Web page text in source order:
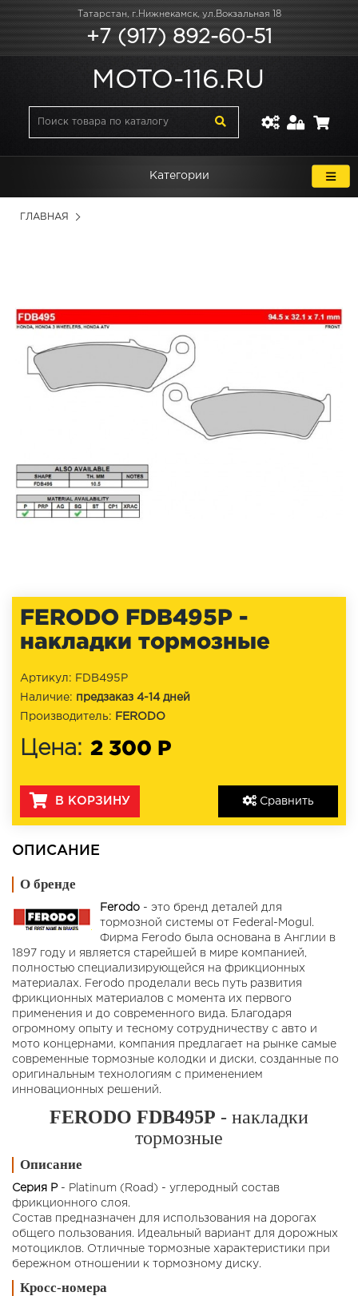
Татарстан, г.Нижнекамск, ул.Вокзальная 18
+7 (917) 892-60-51
MOTO-116.RU
Категории
ГЛАВНАЯ
FERODO FDB495P -
накладки тормозные
Сравнить
Артикул: FDB495P
Наличие: предзаказ 4-14 дней
Производитель:
FERODO
Цена: 2 300 Р
В КОРЗИНУ
ОПИСАНИЕ
О бренде
Ferodo - это бренд деталей для
тормозной системы от Federal-Mogul.
Фирма Ferodo была основана в Англии в
1897 году и является старейшей в мире компанией,
полностью специализирующейся на фрикционных
материалах. Ferodo проделали весь путь развития
фрикционных материалов с момента их первого
применения и до современного вида. Благодаря
огромному опыту и тесному сотрудничеству с авто и
мото концернами, компания предлагает на рынке самые
современные тормозные колодки и диски, созданные по
оригинальным технологиям с применением
инновационных решений.
FERODO FDB495P - накладки
тормозные
Описание
Серия P- Platinum (Road) - углеродный состав
фрикционного слоя.
Состав предназначен для использования на дорогах
общего пользования. Идеальный вариант для дорожных
мотоциклов. Отличные тормозные характеристики при
бережном отношении к тормозному диску.
Кросс-номера